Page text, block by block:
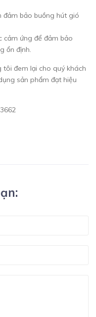
đảm bảo buồng hút gió
cảm ứng để đảm bảo
ổn định.
tôi đem lại cho quý khách
sản phẩm đạt hiệu